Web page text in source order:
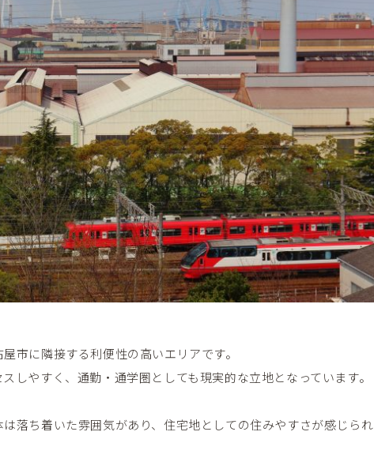
市に隣接する利便性の高いエリアです。
しやすく、通勤・通学圏としても現実的な立地となっています。
落ち着いた雰囲気があり、住宅地としての住みやすさが感じられ